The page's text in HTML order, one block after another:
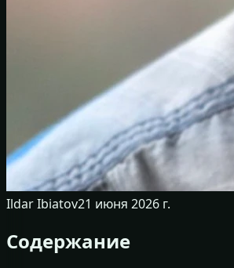
Ildar Ibiatov21 июня 2026 г.
Содержание